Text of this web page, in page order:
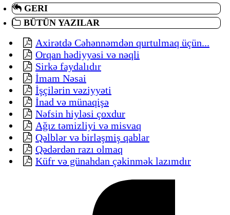
GERI
BÜTÜN YAZILAR
Axirətdə Cəhənnəmdən qurtulmaq üçün...
Orqan hədiyyəsi və nəqli
Sirkə faydalıdır
İmam Nəsai
İşçilərin vəziyyəti
İnad və münaqişə
Nəfsin hiyləsi çoxdur
Ağız təmizliyi və misvaq
Qəlblər və birləşmiş qablar
Qədərdən razı olmaq
Küfr və günahdan çəkinmək lazımdır